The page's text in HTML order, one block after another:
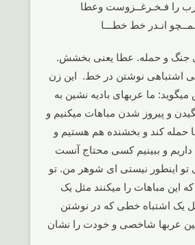
را فـخـرغــزوست وعطا
انـدر خط خطـــا
جنگ و حمله. عطا یعنی بخشش.
اشتباهی نوشتن در خط. این زن
ما عربهای بادیه نشین به
و پیروز شدن مباهات میکنیم و
حمله کند و بخشنده هم هستیم و
و ببینیم کسی محتاج آنست
تو اینطور نیستی ای شوهر من. تو
که این مباهات را میکنند مثل یک
یک اشتباه خطی که در نوشتن
بین عربها شاخصی و خودت را نشان